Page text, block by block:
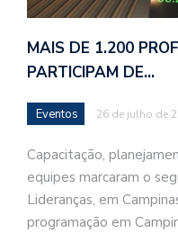
MAIS DE 1.200
PARTICIPAM DE…
Eventos 26 de julho de
Capacitação,
equipes marcaram o
Lideranças, em
programação em